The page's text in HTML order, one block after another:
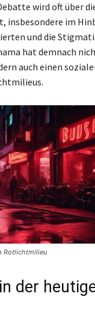
wird oft über
insbesondere im
und die
hat demnach
auch einen
Rotlichtmilieu
der